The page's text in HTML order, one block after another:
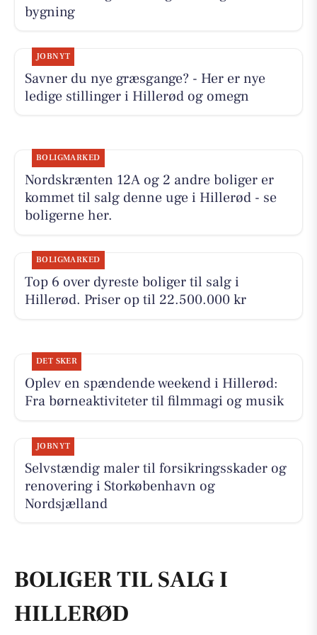
bygning
JOBNYT
Savner du nye græsgange? - Her er nye
ledige stillinger i Hillerød og omegn
BOLIGMARKED
Nordskrænten 12A og 2 andre boliger er
kommet til salg denne uge i Hillerød - se
boligerne her.
BOLIGMARKED
Top 6 over dyreste boliger til salg i
Hillerød. Priser op til 22.500.000 kr
DET SKER
Oplev en spændende weekend i Hillerød:
Fra børneaktiviteter til filmmagi og musik
JOBNYT
Selvstændig maler til forsikringsskader og
renovering i Storkøbenhavn og
Nordsjælland
BOLIGER TIL SALG I
HILLERØD